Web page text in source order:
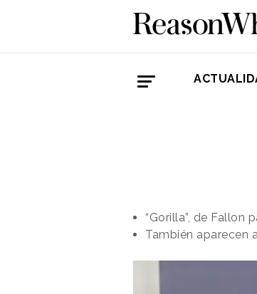
“Gorilla”, de Fallon
También aparecen